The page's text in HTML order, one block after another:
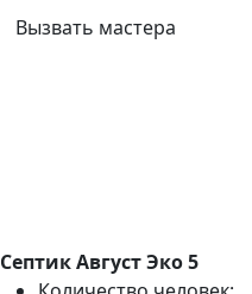
Вызвать мастера
Септик Август Эко 5